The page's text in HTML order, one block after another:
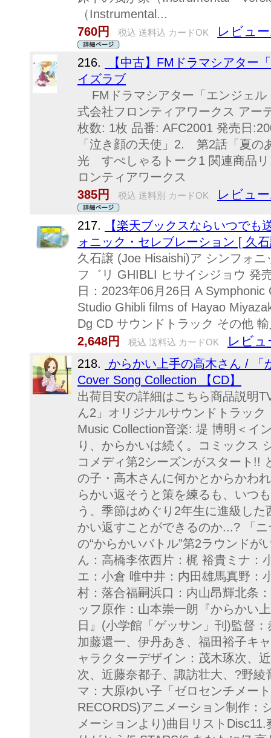
（Instrumental...
760円
税込 送料込 カードOK レビュ
216.
【中古】FMドラマシアター
イズラブ
FMドラマシアター「エンジェル
式会社フロンティアワークス アー
枚数: 1枚 品番: AFC2001 発売日
「泣き顔の天使」2. 第2話「夏
光 すぺしゃるトーク1 関連商品
ロンティアワークス
385円
税込 送料別 カードOK レビュ
217.
【楽天ブックスならいつで
ォニック・セレブレーション [ 久
久石譲 (Joe Hisaishi)ア シンフォ
フ゛リ GHIBLI ヒサイシジョウ 発
日：2023年06月26日 A
Studio Ghibli films of Hayao
Dg CD サウンドトラック その他
2,648円
税込 送料込 カードOK レビュ
218.
からかい上手の高木さん / 「
Cover Song Collection 【CD】
出荷目安の詳細はこちら商品説明
ん2」オリジナルサウンドトラッ
Music Collection音楽: 堤 博明＜イ
り、からかいは続く。コミックス
コメディ第2シーズンがスタート!!
の子・高木さんに何かとからかわ
らかい返そうと策を練るも、いつ
う。季節はめぐり2年生に進級し
かい返すことができるのか...? 「
の“からかいバトル”第2ラウンドが
ん：高橋李依西片：梶 裕貴ミナ：
エ：小倉 唯中井：内田雄馬真野：
村：落合福嗣浜口：内山昂輝北条
ッフ原作：山本崇一朗『からかい
日』(小学館「ゲッサン」刊)監督
加藤還一、伊丹あき、福田裕子キ
ャラクターデザイン：茂木琢次、
次、近藤奈都子、諏訪壮大、?野
マ：大原ゆい子「ゼロセンチメー
RECORDS)アニメーション制作：
メーションより)曲目リスト